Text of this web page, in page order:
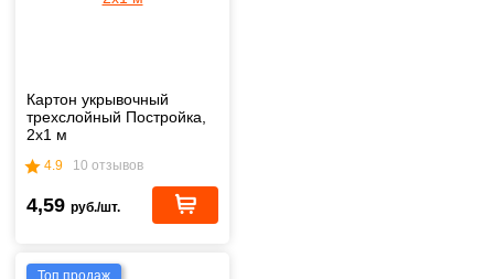
Картон укрывочный
трехслойный Постройка,
2х1 м
4.9 10 отзывов
4,59 руб./шт.